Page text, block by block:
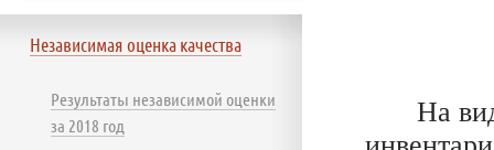
На
Независимая оценка качества
Результаты независимой оценки
за 2018 год